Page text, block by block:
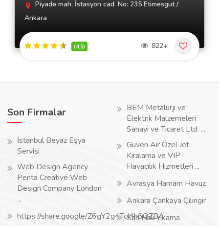
Piyade mah. İstasyon cad. No: 235 Etimesgut /
Ankara
(4.5) 822+
Son Firmalar
İstanbul Beyaz Eşya
Servisi
Web Design Agency
Penta Creative Web
Design Company London
...
https://share.google/Z6gY2g4TcI4h6QZBA
BEM Metalurji ve
Elektrik Malzemeleri
Sanayi ve Ticaret Ltd. ...
Guven Air Özel Jet
Kiralama ve VIP
Havacılık Hizmetleri ...
Avrasya Hamam Havuz
Ankara Çankaya Çilingir
Sarı Halı Yıkama